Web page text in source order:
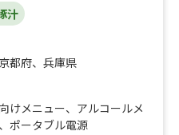
汁
京都府、 兵庫県
けメニュー、 アルコールメ
、 ポータブル電源